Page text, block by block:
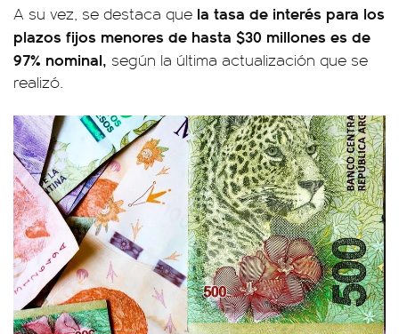
A su vez, se destaca que la tasa de interés para los
plazos fijos menores de hasta $30 millones es de
97% nominal, según la última actualización que se
realizó.